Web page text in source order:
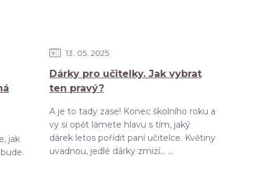
jak
13 05 2025
Dárky pro učitelky. Jak vybrat
ten pravý?
A je to tady zase! Konec školního roku a
vy si opět lámete hlavu s tím, jaký
dárek letos pořídit paní učitelce. Květiny
uvadnou, jedlé dárky zmizí... ...